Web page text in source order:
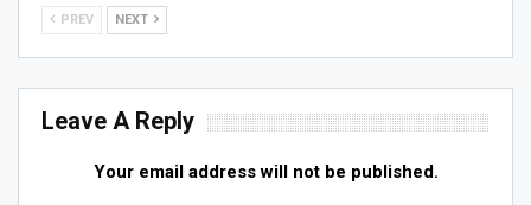
PREV NEXT
Leave A Reply
Your email address will not be published.